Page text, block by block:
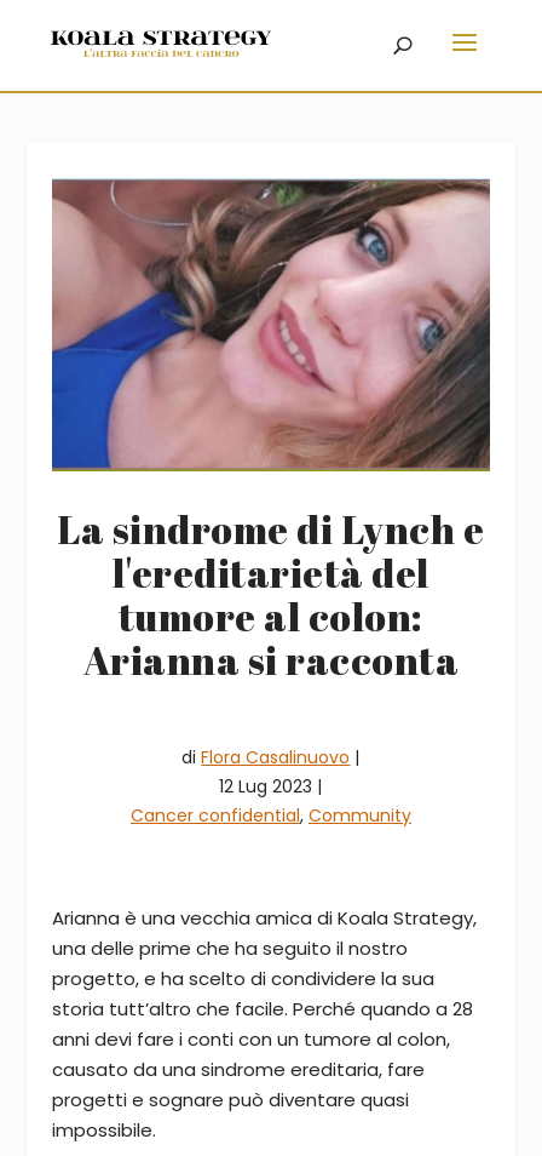
La sindrome di Lynch e
l'ereditarietà del
tumore al colon:
Arianna si racconta
diFlora Casalinuovo |
12 Lug 2023 |
Cancer confidential, Community
Arianna è una vecchia amica di Koala Strategy,
una delle prime che ha seguito il nostro
progetto, e ha scelto di condividere la sua
storia tutt’altro che facile. Perché quando a 28
anni devi fare i conti con un tumore al colon,
causato da una sindrome ereditaria, fare
progetti e sognare può diventare quasi
impossibile.